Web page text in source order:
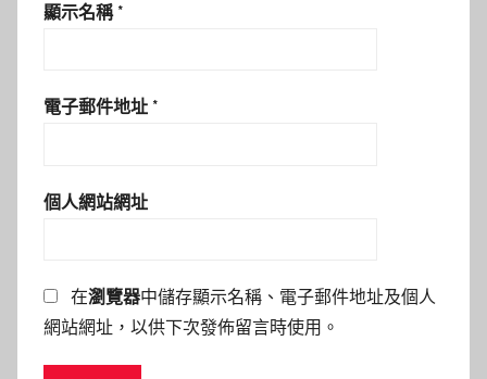
顯示名稱 *
電子郵件地址 *
個人網站網址
在瀏覽器中儲存顯示名稱、電子郵件地址及個人
網站網址，以供下次發佈留言時使用。